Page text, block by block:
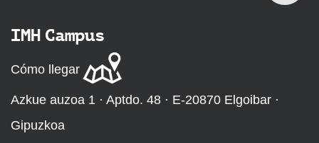
IMH Campus
Cómo llegar
Azkue auzoa 1 · Aptdo. 48 · E-20870 Elgoibar ·
Gipuzkoa